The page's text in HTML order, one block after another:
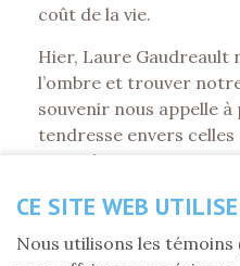
coût de la vie.
Hier, Laure Gaudreault
l’ombre et trouver
souvenir nous appelle
tendresse envers celles
regardent avec espoir.
CE SITE WEB
Nous utilisons les témoins